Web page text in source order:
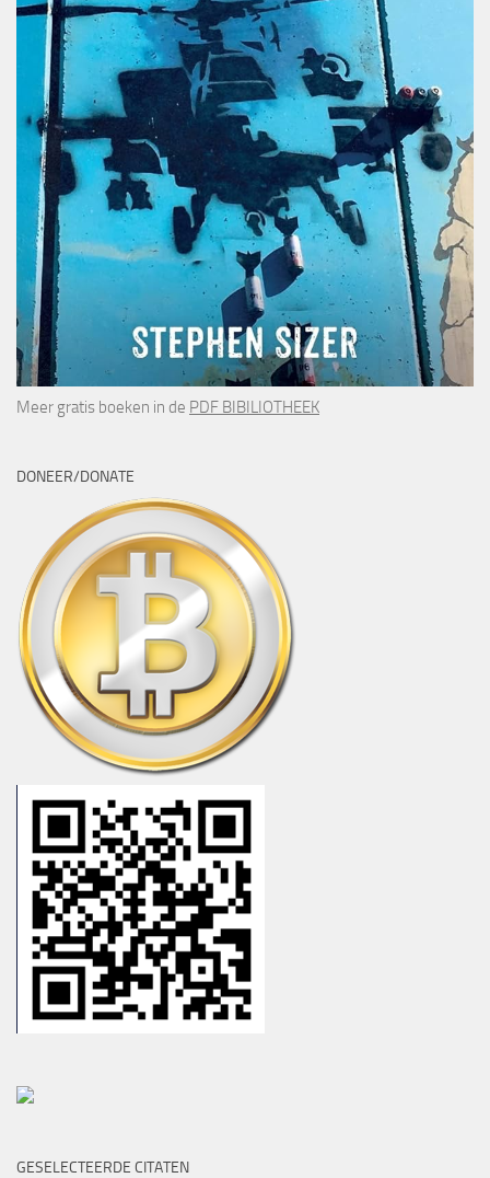
Meer gratis boeken in de PDF BIBILIOTHEEK
DONEER/DONATE
GESELECTEERDE CITATEN